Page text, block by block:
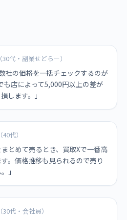
代・副業せどらー）
社の価格を一括チェックするのが
も店によって5,000円以上の差が
します。」
代）
まとめて売るとき、買取Xで一番高
。価格推移も見られるので売り
」
代・会社員）